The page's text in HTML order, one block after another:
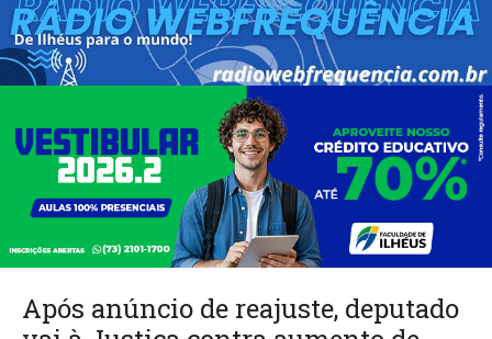
Após anúncio de reajuste, deputado